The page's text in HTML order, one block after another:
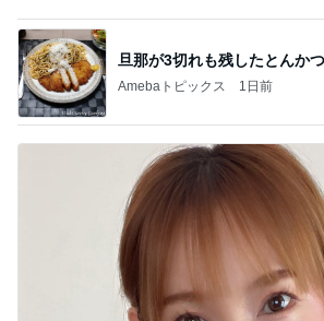
上原さくら AIの食事採点で93点
Amebaトピックス
記事を読む